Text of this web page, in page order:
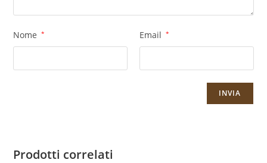
Nome * Email *
Prodotti correlati